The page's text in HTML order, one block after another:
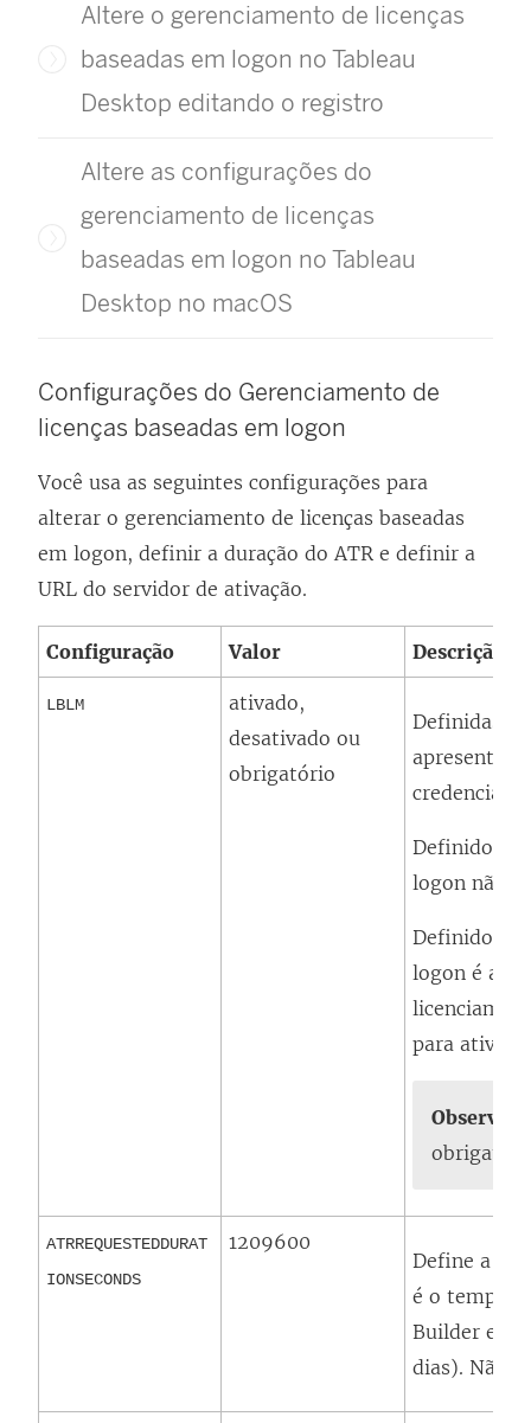
Altere o gerenciamento de licenças
baseadas em logon no Tableau
Desktop editando o registro
Altere as configurações do
gerenciamento de licenças
baseadas em logon no Tableau
Desktop no macOS
Configurações do Gerenciamento de
licenças baseadas em logon
Você usa as seguintes configurações para
alterar o gerenciamento de licenças baseadas
em logon, definir a duração do ATR e definir a
URL do servidor de ativação.
Configuração Valor Descrição
LBLM
ativado,
desativado ou
obrigatório
Definidas
credenciais).
Definido
logon não
Definido
logon é a
para
ATRREQUESTEDDURAT
IONSECONDS
1209600
Define a
é o tempo
Builder está
dias). Não